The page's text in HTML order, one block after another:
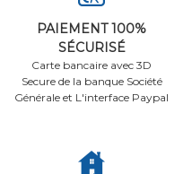
PAIEMENT 100%
SÉCURISÉ
Carte bancaire avec 3D
Secure de la banque Société
Générale et L'interface Paypal